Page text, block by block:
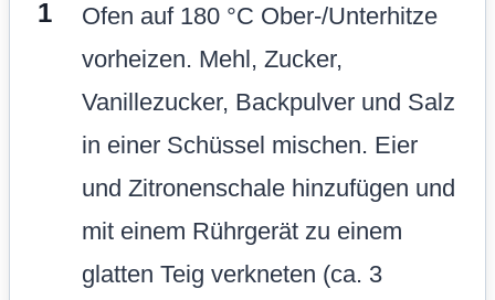
Ofen auf 180 °C Ober-/Unterhitze
vorheizen. Mehl, Zucker,
Vanillezucker, Backpulver und Salz
in einer Schüssel mischen. Eier
und Zitronenschale hinzufügen und
mit einem Rührgerät zu einem
glatten Teig verkneten (ca. 3